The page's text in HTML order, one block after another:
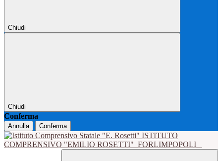
Chiudi
Chiudi
Conferma
Annulla Conferma
ISTITUTO
COMPRENSIVO "EMILIO ROSETTI" FORLIMPOPOLI